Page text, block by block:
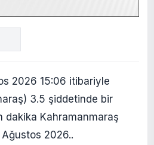
2026 15:06 itibariyle
3.5 şiddetinde bir
dakika Kahramanmaraş
2026..